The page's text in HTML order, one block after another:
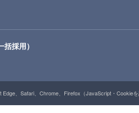
採用）
、Safari、Chrome、Firefox（JavaScript・Cookie